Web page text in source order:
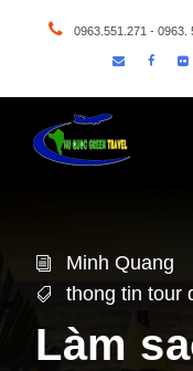
0963.551.271 - 0963.
Minh Quang
thong tin tour
Làm